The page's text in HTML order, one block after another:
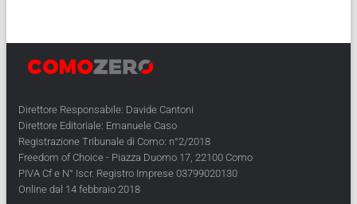
Direttore Responsabile: Davide Cantoni
Direttore Editoriale: Emanuele Caso
Registrazione Tribunale di Como: n°2/2018
Freedom of Choice - Piazza Duomo 17, 22100 Como
PIVA Cf e N° Iscr. Registro Imprese 03799020130
Online dal 14 febbraio 2018